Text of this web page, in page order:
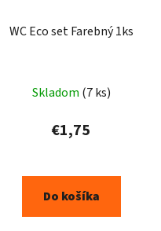
WC Eco set Farebný 1ks
Skladom (7 ks)
€1,75
Do košíka